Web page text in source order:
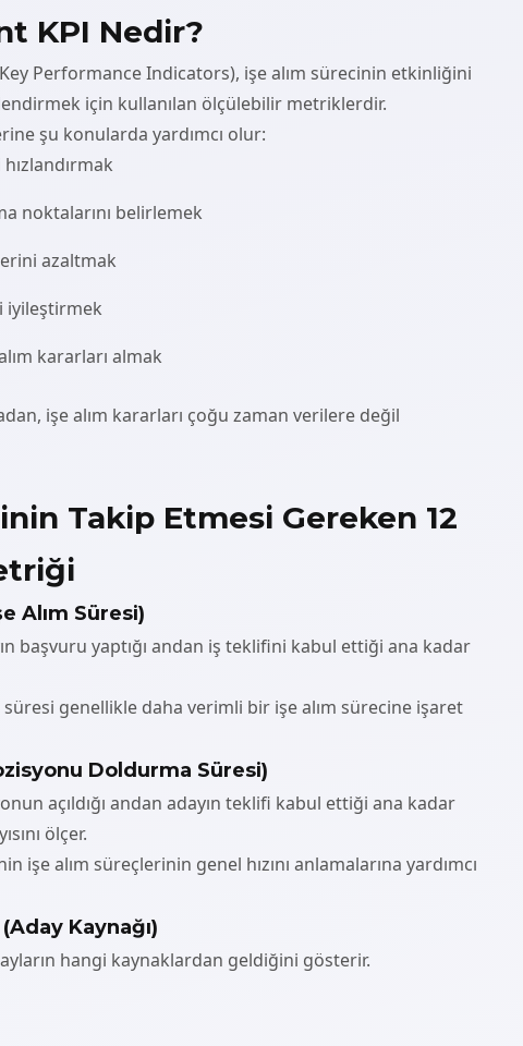
KPI Nedir?
Performance Indicators), işe alım sürecinin etkinliğini
için kullanılan ölçülebilir metriklerdir.
şu konularda yardımcı olur:
noktalarını belirlemek
azaltmak
iyileştirmek
kararları almak
işe alım kararları çoğu zaman verilere değil
Takip Etmesi Gereken 12
Alım Süresi)
başvuru yaptığı andan iş teklifini kabul ettiği ana kadar
süresi genellikle daha verimli bir işe alım sürecine işaret
Doldurma Süresi)
açıldığı andan adayın teklifi kabul ettiği ana kadar
ölçer.
işe alım süreçlerinin genel hızını anlamalarına yardımcı
Kaynağı)
hangi kaynaklardan geldiğini gösterir.